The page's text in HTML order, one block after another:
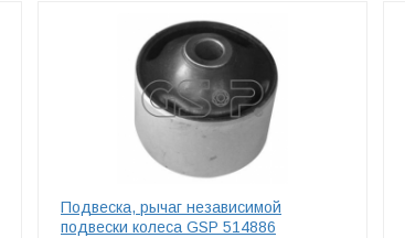
Подвеска, рычаг независимой
подвески колеса GSP 514886